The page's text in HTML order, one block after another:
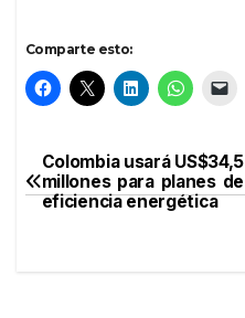
Comparte esto:
Navegación
de
Colombia usará US$34,5
millones para planes de
eficiencia energética